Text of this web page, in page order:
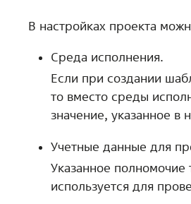
В настройках проекта
Среда исполнения.
Если при создании
то вместо среды
значение, указанное в
Учетные данные для
Указанное полномочие
используется для